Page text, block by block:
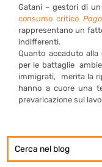
Gatani – gestori di
consumo critico
rappresentano un
indifferenti.
Quanto accaduto
per le battaglie
immigrati, merita la
hanno a cuore una
prevaricazione sul